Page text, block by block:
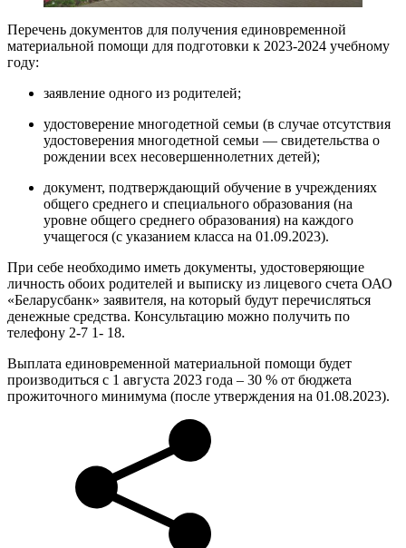
Перечень документов для получения единовременной
материальной помощи для подготовки к 2023-2024 учебному
году:
заявление одного из родителей;
удостоверение многодетной семьи (в случае отсутствия
удостоверения многодетной семьи — свидетельства о
рождении всех несовершеннолетних детей);
документ, подтверждающий обучение в учреждениях
общего среднего и специального образования (на
уровне общего среднего образования) на каждого
учащегося (с указанием класса на 01.09.2023).
При себе необходимо иметь документы, удостоверяющие
личность обоих родителей и выписку из лицевого счета ОАО
«Беларусбанк» заявителя, на который будут перечисляться
денежные средства. Консультацию можно получить по
телефону 2-7 1- 18.
Выплата единовременной материальной помощи будет
производиться с 1 августа 2023 года – 30 % от бюджета
прожиточного минимума (после утверждения на 01.08.2023).